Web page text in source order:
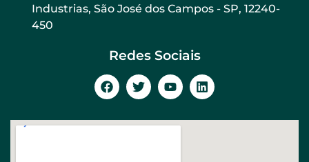
Industrias, São José dos Campos - SP, 12240-
450
Redes Sociais